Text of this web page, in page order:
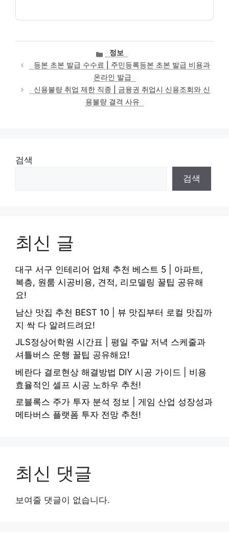
카
테
고
리
정보
등본 초본 발급 수수료 | 주민등록등본 초본 발급 비용과
온라인 발급
신용불량 취업 제한 직종 | 금융권 취업시 신용조회와 신
용불량 결격 사유
검색
검색
최신 글
대구 서구 인테리어 업체 추천 베스트 5 | 아파트,
복층, 원룸 시공비용, 견적, 리모델링 꿀팁 공유해
요!
남산 맛집 추천 BEST 10 | 뷰 맛집부터 로컬 맛집까
지 싹 다 알려드려요!
JLS정상어학원 시간표 | 평일 주말 저녁 스케줄과
셔틀버스 운행 꿀팁 공유해요!
베란다 결로현상 해결방법 DIY 시공 가이드 | 비용
효율적인 셀프 시공 노하우 추천!
로블록스 주가 투자 분석 정보 | 게임 산업 성장성과
메타버스 플랫폼 투자 전망 추천!
최신 댓글
보여줄 댓글이 없습니다.